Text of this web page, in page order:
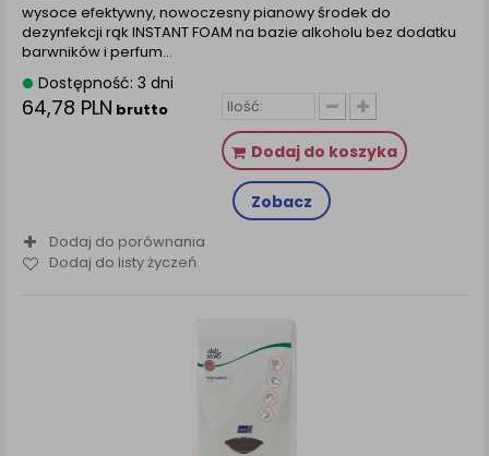
wysoce efektywny, nowoczesny pianowy środek do
dezynfekcji rąk INSTANT FOAM na bazie alkoholu bez dodatku
barwników i perfum…
Dostępność: 3 dni
64,78 PLN brutto
Dodaj do koszyka
Zobacz
Dodaj do porównania
Dodaj do listy życzeń